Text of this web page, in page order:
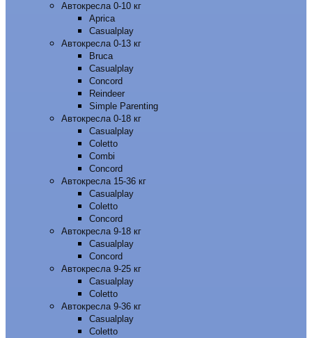
Автокресла 0-10 кг
Aprica
Casualplay
Автокресла 0-13 кг
Bruca
Casualplay
Concord
Reindeer
Simple Parenting
Автокресла 0-18 кг
Casualplay
Coletto
Combi
Concord
Автокресла 15-36 кг
Casualplay
Coletto
Concord
Автокресла 9-18 кг
Casualplay
Concord
Автокресла 9-25 кг
Casualplay
Coletto
Автокресла 9-36 кг
Casualplay
Coletto